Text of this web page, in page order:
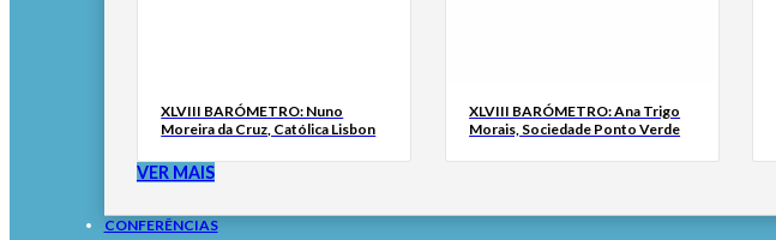
XLVIII BARÓMETRO: Nuno
Moreira da Cruz, Católica Lisbon
XLVIII BARÓMETRO: Ana Trigo
Morais, Sociedade Ponto Verde
VER MAIS
CONFERÊNCIAS